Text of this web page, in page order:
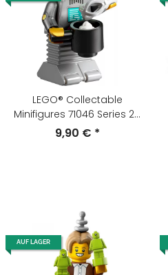
LEGO® Collectable
Minifigures 71046 Series 26
Butler-Roboter
9,90 € *
AUF LAGER